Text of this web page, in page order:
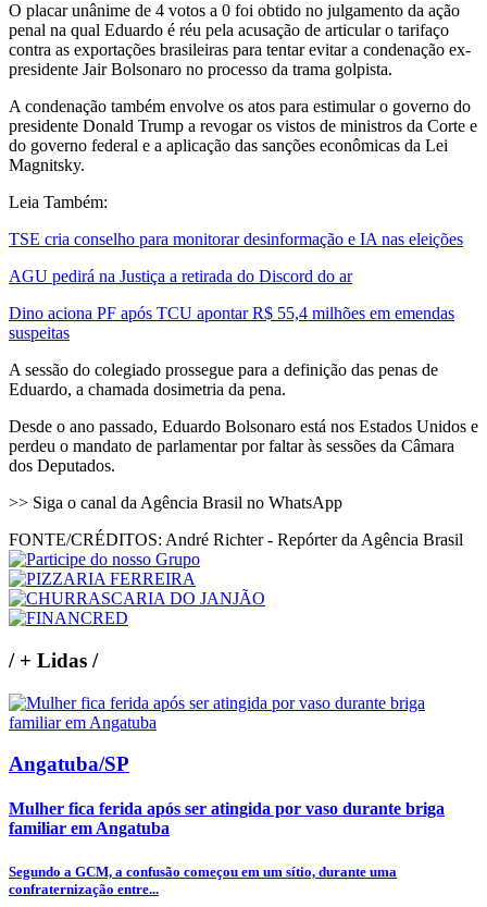
O placar unânime de 4 votos a 0 foi obtido no julgamento da ação
penal na qual Eduardo é réu pela acusação de articular o tarifaço
contra as exportações brasileiras para tentar evitar a condenação ex-
presidente Jair Bolsonaro no processo da trama golpista.
A condenação também envolve os atos para estimular o governo do
presidente Donald Trump a revogar os vistos de ministros da Corte e
do governo federal e a aplicação das sanções econômicas da Lei
Magnitsky.
Leia Também:
TSE cria conselho para monitorar desinformação e IA nas eleições
AGU pedirá na Justiça a retirada do Discord do ar
Dino aciona PF após TCU apontar R$ 55,4 milhões em emendas
suspeitas
A sessão do colegiado prossegue para a definição das penas de
Eduardo, a chamada dosimetria da pena.
Desde o ano passado, Eduardo Bolsonaro está nos Estados Unidos e
perdeu o mandato de parlamentar por faltar às sessões da Câmara
dos Deputados.
>> Siga o canal da Agência Brasil no WhatsApp
FONTE/CRÉDITOS: André Richter - Repórter da Agência Brasil
/+ Lidas /
Angatuba/SP
Mulher fica ferida após ser atingida por vaso durante briga
familiar em Angatuba
Segundo a GCM, a confusão começou em um sítio, durante uma
confraternização entre...